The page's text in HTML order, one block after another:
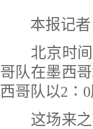
本报记者
北京时间7
哥队在墨西
西哥队以2∶0
这场来之